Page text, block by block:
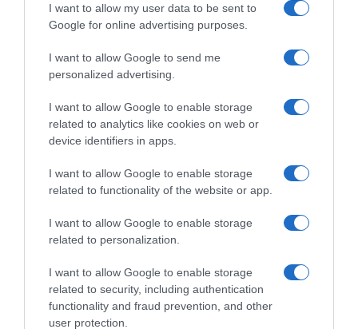
I want to allow my user data to be sent to
Google for online advertising purposes.
I want to allow Google to send me
personalized advertising.
I want to allow Google to enable storage
related to analytics like cookies on web or
device identifiers in apps.
I want to allow Google to enable storage
related to functionality of the website or app.
I want to allow Google to enable storage
related to personalization.
I want to allow Google to enable storage
related to security, including authentication
functionality and fraud prevention, and other
user protection.
ΠΟΛΙΤΙΚΗ